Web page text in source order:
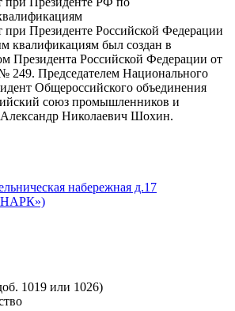
Президенте Российской Федерации
квалификациям был создан в
Президента Российской Федерации от
249. Председателем Национального
Общероссийского объединения
союз промышленников и
Николаевич Шохин.
набережная д.17
1019 или 1026)